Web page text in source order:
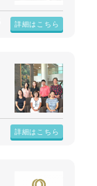
詳細はこちら
詳細はこちら